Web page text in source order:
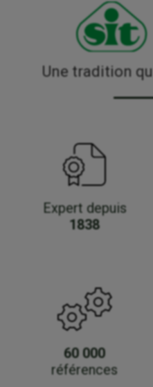
Une tradition
Expert depuis
1838
60 000
références